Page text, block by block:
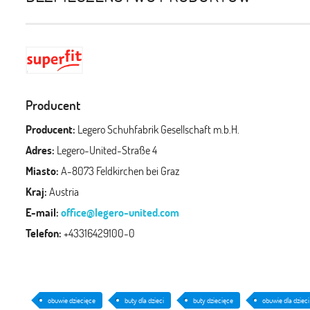
Producent
Producent: Legero Schuhfabrik Gesellschaft m.b.H.
Adres: Legero-United-Straße 4
Miasto:A-8073 Feldkirchen bei Graz
Kraj:Austria
E-mail:office@legero-united.com
Telefon:+43316429100-0
obuwie dziecięce buty dla dzieci buty dziecięce obuwie dla dzieci